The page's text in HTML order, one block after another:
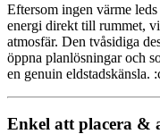
Eftersom ingen värme
energi direkt till rummet,
atmosfär. Den tvåsidiga
öppna planlösningar och
en genuin
Enkel att placera &